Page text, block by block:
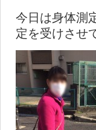
今日は身体測
定を受けさせ